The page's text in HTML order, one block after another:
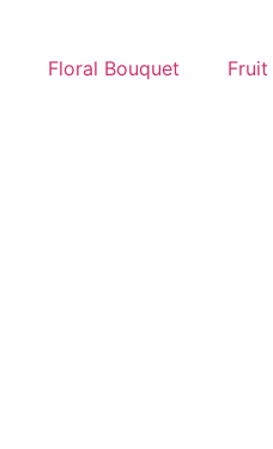
Floral Bouquet